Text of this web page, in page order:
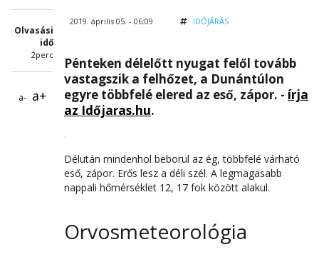
Olvasási
idő
2perc
a- a+
2019. április 05. - 06:09 IDŐJÁRÁS
Pénteken délelőtt nyugat felől tovább
vastagszik a felhőzet, a Dunántúlon
egyre többfelé elered az eső, zápor. - írja
az Időjaras.hu.
Délután mindenhol beborul az ég, többfelé várható
eső, zápor. Erős lesz a déli szél. A legmagasabb
nappali hőmérséklet 12, 17 fok között alakul.
Orvosmeteorológia